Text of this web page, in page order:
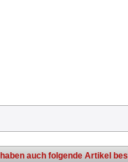
auch folgende Artikel